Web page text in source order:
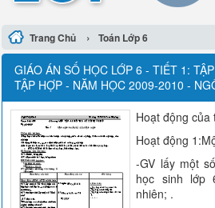
Trang Chủ › Toán Lớp 6
GIÁO ÁN SỐ HỌC LỚP 6 - TIẾT 1:
TẬP HỢP - NĂM HỌC 2009-2010 -
Hoạt động của
Hoạt động
-GV lấy một
học sinh lớp
nhiên; .